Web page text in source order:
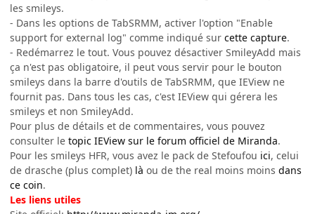
les smileys.
- Dans les options de TabSRMM, activer l'option "Enable
support for external log" comme indiqué sur cette capture.
- Redémarrez le tout. Vous pouvez désactiver SmileyAdd mais
ça n'est pas obligatoire, il peut vous servir pour le bouton
smileys dans la barre d'outils de TabSRMM, que IEView ne
fournit pas. Dans tous les cas, c'est IEView qui gérera les
smileys et non SmileyAdd.
Pour plus de détails et de commentaires, vous pouvez
consulter le topic IEView sur le forum officiel de Miranda.
Pour les smileys HFR, vous avez le pack de Stefoufou ici, celui
de drasche (plus complet) là ou de the real moins moins dans
ce coin.
Les liens utiles